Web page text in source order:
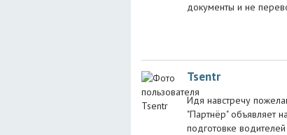
документы и не
Tsentr
Идя навстречу
"Партнёр" объявляет
подготовке